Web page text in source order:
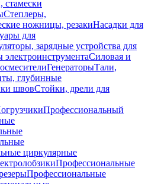
стамески
Степлеры,
ножницы, резакиНасадки для
для
зарядные устройства для
Силовая и
ГенераторыТали,
глубинные
швовСтойки, дрели для
Профессиональный
циркулярные
Профессиональные
Профессиональные